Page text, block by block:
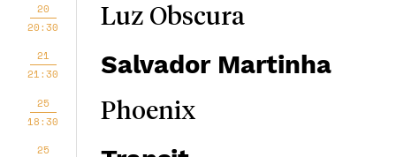
20
20:30
Luz Obscura
21
21:30
Salvador Martinha
25
18:30
Phoenix
25